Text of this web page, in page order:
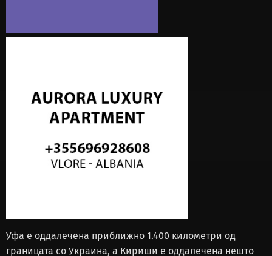
Уфа е оддалечена приближно 1.400 километри од
границата со Украина, а Кириши е оддалечена нешто